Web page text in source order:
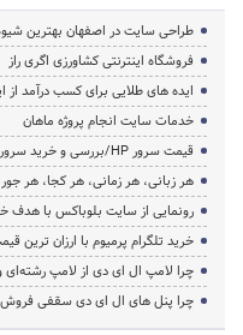
طراحی سایت در اصفهان بهترین
فروشگاه اینترنتی کشاورزی اگری راز
ایده های طلایی برای کسب درآمد از
خدمات سایت انجام پروژه ماهان
قیمت سرور HP/بررسی و خرید سرور اچ پی
هر زبانی، هر زمانی، هر کجا، هر جور
رونمایی از سایت بلوباکس با هدف
خرید تلگرام پرمیوم با ارزان ترین
چرا لامپ ال ای دی از لامپ
چرا پنل های ال ای دی سقفی فروش